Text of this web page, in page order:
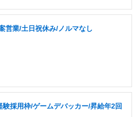
営業/土日祝休み/ノルマなし
験採用枠/ゲームデバッカー/昇給年2回